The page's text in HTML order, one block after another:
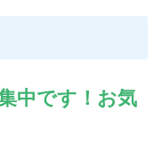
中です！お気